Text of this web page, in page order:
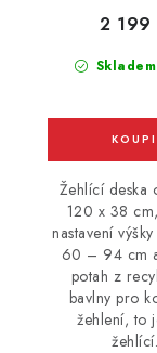
Skladem
2 199
Žehlící deska
120 x 38
nastavení
60 – 94 cm
potah z
bavlny pro
žehlení, to